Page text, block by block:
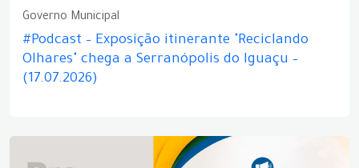
Governo Municipal
#Podcast – Exposição itinerante "Reciclando
Olhares" chega a Serranópolis do Iguaçu –
(17.07.2026)